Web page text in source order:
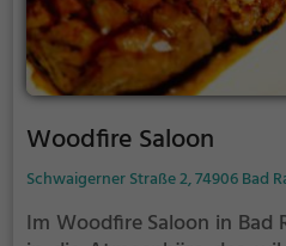
Woodfire Saloon
Schwaigerner Straße 2, 74906 Bad
Im Woodfire Saloon in Bad